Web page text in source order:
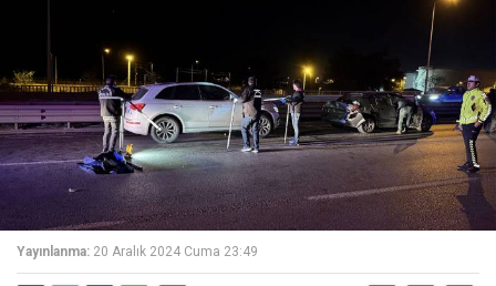
Yayınlanma: 20 Aralık 2024 Cuma 23:49